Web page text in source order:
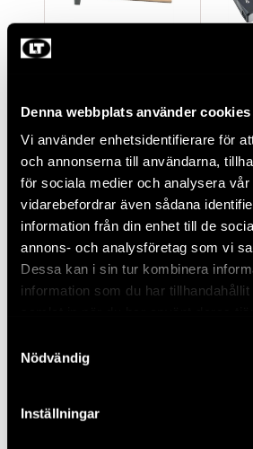
Denna webbplats använder cookies
Vi använder enhetsidentifierare för
och annonserna till användarna,
för sociala medier och analysera
vidarebefordrar även sådana
information från din enhet till de
annons- och analysföretag som vi
Dessa kan i sin tur kombinera
information som du har
Nödvändig
Inställningar
KS5000
THO905025
Saldo:1
1,25KG
Saldo:
TRÄSKAFT 16OZ
THO986052
3